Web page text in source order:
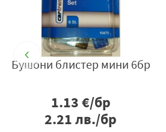
Бушони блистер мини 6бр
1.13€/бр
2.21лв./бр